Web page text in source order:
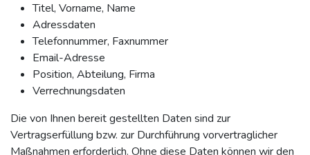
Titel, Vorname, Name
Adressdaten
Telefonnummer, Faxnummer
Email-Adresse
Position, Abteilung, Firma
Verrechnungsdaten
Die von Ihnen bereit gestellten Daten sind zur
Vertragserfüllung bzw. zur Durchführung vorvertraglicher
Maßnahmen erforderlich. Ohne diese Daten können wir den